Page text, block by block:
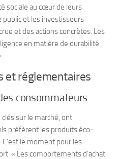
sociale au cœur de leurs
et les investisseurs
et des actions concrètes. Les
en matière de durabilité
et réglementaires
consommateurs
sur le marché, ont
préfèrent les produits éco-
le moment pour les
« Les comportements d’achat